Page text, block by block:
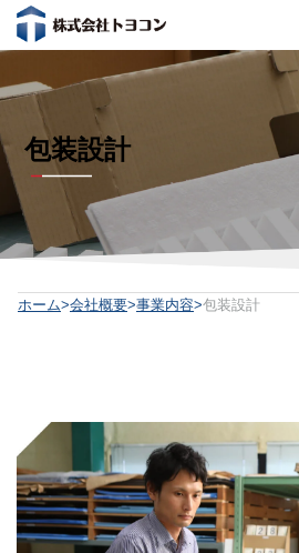
包装設計
ホーム 会社概要 事業内容 包装設計